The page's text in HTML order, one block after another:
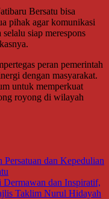
Bersatu bisa
pihak agar komunikasi
siap merespons
peran pemerintah
dengan masyarakat.
untuk memperkuat
royong di wilayah
Persatuan dan Kepedulian
dan Inspiratif,
Taklim Nurul Hidayah